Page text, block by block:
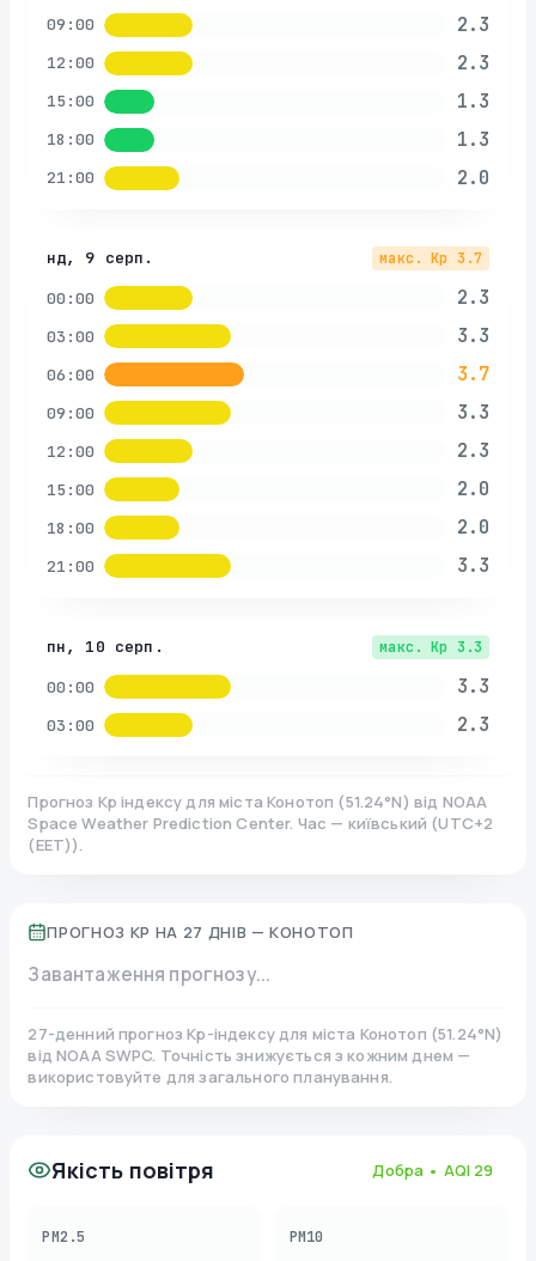
09:00 2.3
12:00 2.3
15:00 1.3
18:00 1.3
21:00 2.0
нд, 9 серп. макс. Kp 3.7
00:00 2.3
03:00 3.3
06:00 3.7
09:00 3.3
12:00 2.3
15:00 2.0
18:00 2.0
21:00 3.3
пн, 10 серп. макс. Kp 3.3
00:00 3.3
03:00 2.3
Прогноз Kp індексу для міста Конотоп (51.24°N) від NOAA
Space Weather Prediction Center. Час — київський (UTC+2
(EET)).
ПРОГНОЗ KP НА 27 ДНІВ — КОНОТОП
Завантаження прогнозу...
27-денний прогноз Kp-індексу для міста Конотоп (51.24°N)
від NOAA SWPC. Точність знижується з кожним днем —
використовуйте для загального планування.
Якість повітря Добра • AQI 29
PM2.5 PM10